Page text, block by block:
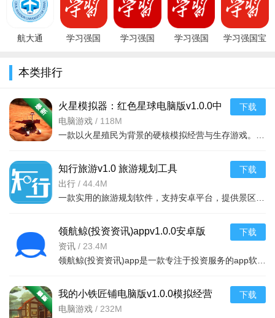
“学习强国”的17个板块中，“学习新思想”、“十九大时间”、“学
习研究”、“学习电视台”等，都诠释这中国特色社会主义。
v2.16.0更新内容：
1.音频支持单曲循环.顺序播放和随机播放三种播放模式。
2.安卓音频会议支持悬浮窗功能。
3.修复了一些问题，优化体验。
v2.15.1更新内容：
1.语音播报支持播放列表功能。
v2.14.0更新内容：
1.视频会议新增发言功能，支持会议中发送文字和表情。
3.通讯录首页视觉和交互优化。
卓版
最新版
安卓版
安卓版
安卓版
航大通
v1.3.9手机
学习强国
方最新安卓
学习强国
学习强国
学习强国宝
本类排行
火星模拟器：红色星球电脑版v1.0.0中
文版
电脑游戏 / 118M
下载
知行旅游v1.0 旅游规划工具
出行 / 44.4M
下载
领航鲸(投资资讯)appv1.0.0安卓版
资讯 / 23.4M
下载
我的小铁匠铺电脑版v1.0.0模拟经营
电脑游戏 / 232M
下载